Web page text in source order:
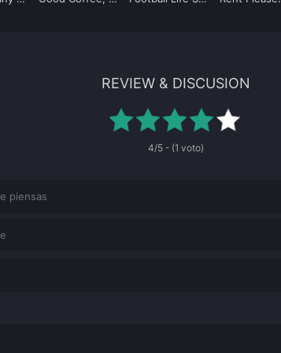
REVIEW & DISCUSION
4/5 - (1 voto)